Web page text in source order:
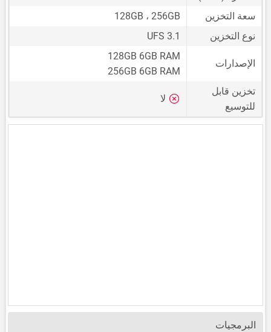
سعة التخزين
128GB ، 256GB
نوع التخزين
UFS 3.1
الإصدارات
128GB 6GB RAM
256GB 6GB RAM
تخزين قابل
للتوسيع
لا
البرمجيات